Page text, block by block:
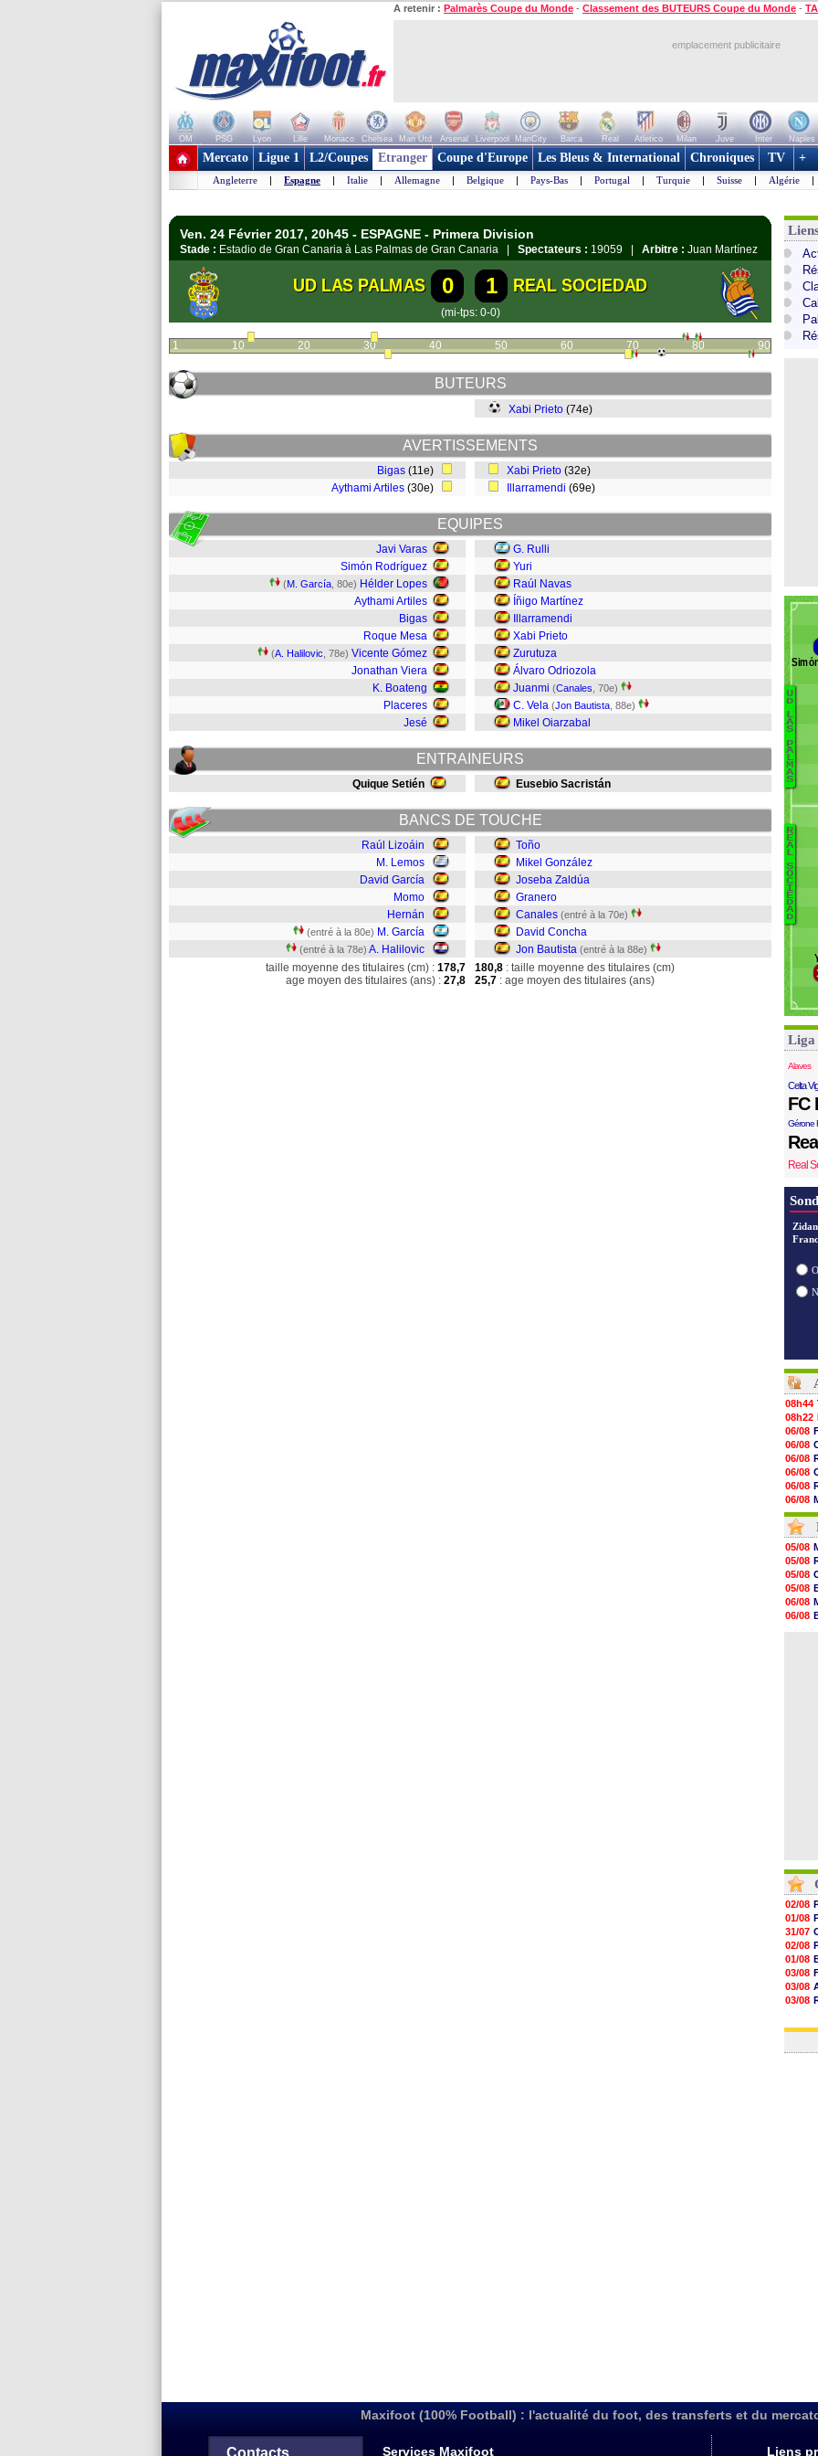
A retenir : Palmarès Coupe du Monde - Classement des BUTEURS Coupe du Monde -
emplacement publicitaire
OM PSG Lyon Lille Monaco Chelsea Man Utd Arsenal Liverpool ManCity Barca Real Atletico Milan Juve Inter Naples
+ de clubs
Mercato Ligue 1 L2/Coupes Etranger Coupe d'Europe Les Bleus & International Chroniques TV +
Angleterre | Espagne | Italie | Allemagne | Belgique | Pays-Bas | Portugal | Turquie | Suisse | Algérie |
Ven. 24 Février 2017, 20h45 - ESPAGNE - Primera Division
Stade : Estadio de Gran Canaria à Las Palmas de Gran Canaria | Spectateurs : 19059 | Arbitre : Juan Martínez
UD LAS PALMAS 0 1 REAL SOCIEDAD
(mi-tps: 0-0)
1 10 20 30 40 50 60 70 80 90
BUTEURS
Xabi Prieto (74e)
AVERTISSEMENTS
Bigas (11e)
Aythami Artiles (30e)
Xabi Prieto (32e)
Illarramendi (69e)
EQUIPES
Javi Varas
Simón Rodríguez
(M. García , 80e) Hélder Lopes
Aythami Artiles
Bigas
Roque Mesa
(A. Halilovic , 78e) Vicente Gómez
Jonathan Viera
K. Boateng
Placeres
Jesé
G. Rulli
Yuri
Raúl Navas
Íñigo Martínez
Illarramendi
Xabi Prieto
Zurutuza
Álvaro Odriozola
Juanmi (Canales , 70e)
C. Vela (Jon Bautista , 88e)
Mikel Oiarzabal
ENTRAINEURS
Quique Setién Eusebio Sacristán
BANCS DE TOUCHE
Raúl Lizoáin
M. Lemos
David García
Momo
Hernán
(entré à la 80e) M. García
(entré à la 78e) A. Halilovic
Toño
Mikel González
Joseba Zaldúa
Granero
Canales (entré à la 70e)
David Concha
Jon Bautista (entré à la 88e)
taille moyenne des titulaires (cm) : 178,7
age moyen des titulaires (ans) : 27,8
180,8 : taille moyenne des titulaires (cm)
25,7 : age moyen des titulaires (ans)
U
D
L
A
S
P
A
L
M
A
S
R
E
A
L
S
O
C
I
E
D
A
D
Liga
Alaves
Celta
FC
Gérone
Real
08h44
08h22
06/08
06/08
06/08
06/08
06/08
06/08
06/08
06/08
06/08
06/08
06/08
06/08
06/08
06/08
06/08
05/08
05/08
05/08
05/08
06/08
06/08
02/08
01/08
31/07
02/08
01/08
03/08
03/08
03/08
31/07
Maxifoot (100% Football) : l'actualité du foot, des transferts et du
Contacts Services Maxifoot Liens